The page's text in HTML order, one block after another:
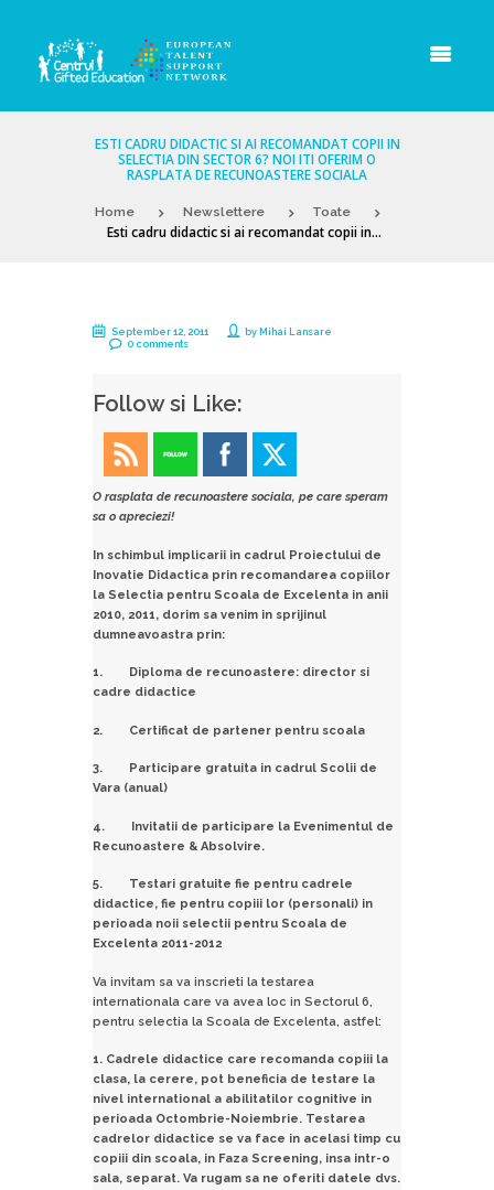
ESTI CADRU DIDACTIC SI AI RECOMANDAT COPII IN
SELECTIA DIN SECTOR 6? NOI ITI OFERIM O
RASPLATA DE RECUNOASTERE SOCIALA
Home Newslettere Toate
Esti cadru didactic si ai recomandat copii in...
September 12, 2011 by Mihai Lansare
0 comments
Follow si Like:
O rasplata de recunoastere sociala, pe care speram
sa o apreciezi!
In schimbul implicarii in cadrul Proiectului de
Inovatie Didactica prin recomandarea copiilor
la Selectia pentru Scoala de Excelenta in anii
2010, 2011, dorim sa venim in sprijinul
dumneavoastra prin:
1. Diploma de recunoastere: director si
cadre didactice
2. Certificat de partener pentru scoala
3. Participare gratuita in cadrul Scolii de
Vara (anual)
4. Invitatii de participare la Evenimentul de
Recunoastere & Absolvire.
5. Testari gratuite fie pentru cadrele
didactice, fie pentru copiii lor (personali) in
perioada noii selectii pentru Scoala de
Excelenta 2011-2012
Va invitam sa va inscrieti la testarea
internationala care va avea loc in Sectorul 6,
pentru selectia la Scoala de Excelenta, astfel:
1. Cadrele didactice care recomanda copiii la
clasa, la cerere, pot beneficia de testare la
nivel international a abilitatilor cognitive in
perioada Octombrie-Noiembrie. Testarea
cadrelor didactice se va face in acelasi timp cu
copiii din scoala, in Faza Screening, insa intr-o
sala, separat. Va rugam sa ne oferiti datele dvs.